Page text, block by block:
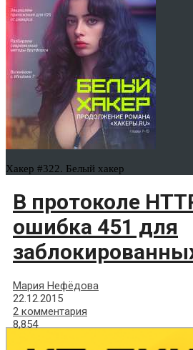
Хакер #322. Белый хакер
В протоколе
ошибка 451 для
Мария Нефёдова
22.12.2015
2 комментария
8,854